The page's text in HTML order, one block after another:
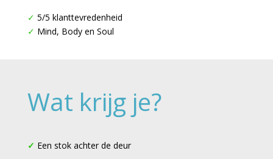
✓ 5/5 klanttevredenheid
✓ Mind, Body en Soul
Wat krijg je?
✓ Een stok achter de deur